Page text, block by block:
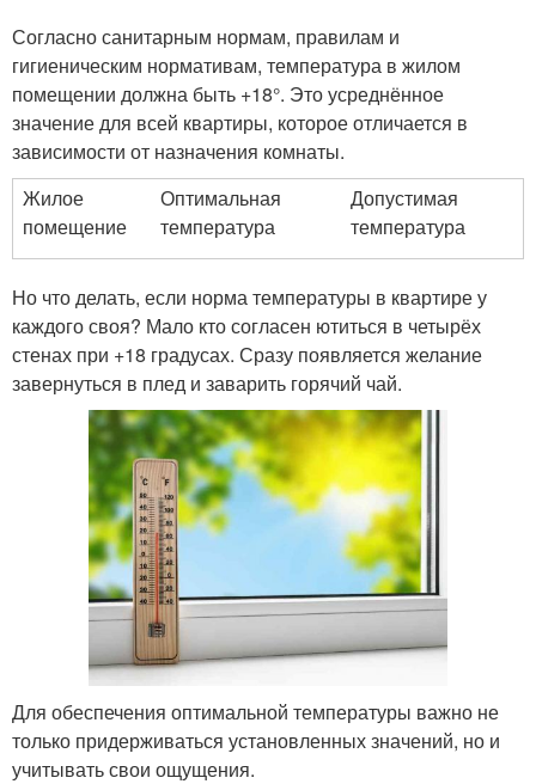
Согласно санитарным нормам, правилам и
гигиеническим нормативам, температура в жилом
помещении должна быть +18°. Это усреднённое
значение для всей квартиры, которое отличается в
зависимости от назначения комнаты.
Жилое
помещение
Оптимальная
температура
Допустимая
температура
Но что делать, если норма температуры в квартире у
каждого своя? Мало кто согласен ютиться в четырёх
стенах при +18 градусах. Сразу появляется желание
завернуться в плед и заварить горячий чай.
Для обеспечения оптимальной температуры важно не
только придерживаться установленных значений, но и
учитывать свои ощущения.